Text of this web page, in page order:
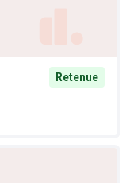
Retenue